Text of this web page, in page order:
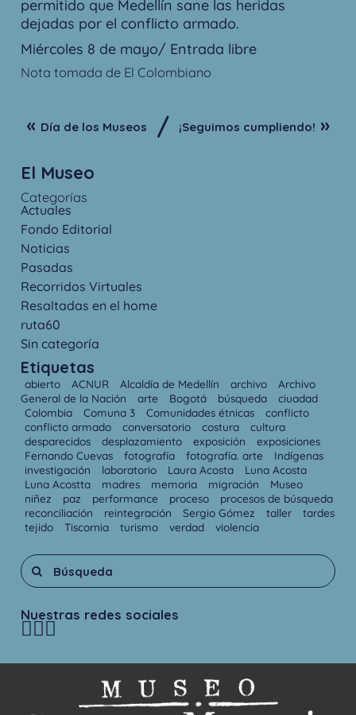
permitido que Medellín sane las heridas
dejadas por el conflicto armado.
Miércoles 8 de mayo/ Entrada libre
Nota tomada de El Colombiano
« Día de los Museos / ¡Seguimos cumpliendo! »
El Museo
Categorías
Actuales
Fondo Editorial
Noticias
Pasadas
Recorridos Virtuales
Resaltadas en el home
ruta60
Sin categoría
Etiquetas
abierto ACNUR Alcaldía de Medellín archivo
Archivo
General de la Nación
arte Bogotá búsqueda
ciuadad
Colombia
Comuna 3 Comunidades étnicas
conflicto
conflicto armado
conversatorio costura
cultura
desparecidos
desplazamiento exposición
exposiciones
Fernando Cuevas
fotografía fotografía. arte
Indígenas
investigación
laboratorio Laura Acosta
Luna Acosta
Luna Acostta
madres memoria migración
Museo
niñez
paz performance proceso
procesos de búsqueda
reconciliación
reintegración Sergio Gómez taller
tardes
tejido
Tiscornia turismo verdad violencia
Nuestras redes sociales